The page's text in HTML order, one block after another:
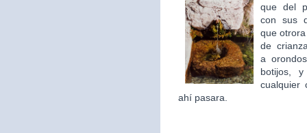
que del
con sus
que
de
a
botijos,
cualquier
ahí pasara.